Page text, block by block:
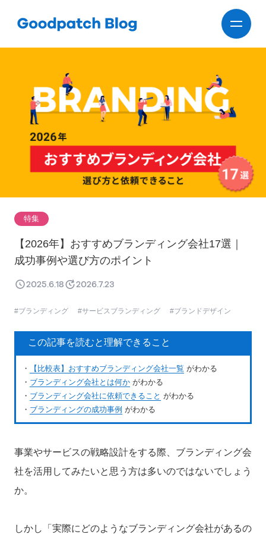
特集
【2026年】おすすめブランディング会社17選｜
成功事例や選び方のポイント
2025.6.18 2026.7.23
ブランディング サービスブランディング ブランドデザイン
この記事を読むと理解できること
・ 【比較表】おすすめブランディング会社一覧 がわかる
・ ブランディング会社とは何か がわかる
・ ブランディング会社に依頼できること がわかる
・ ブランディングの成功事例 がわかる
事業やサービスの戦略設計をする際、ブランディング会
社を活用してみたいと思う方は多いのではないでしょう
か。
しかし「実際にどのようなブランディング会社があるの